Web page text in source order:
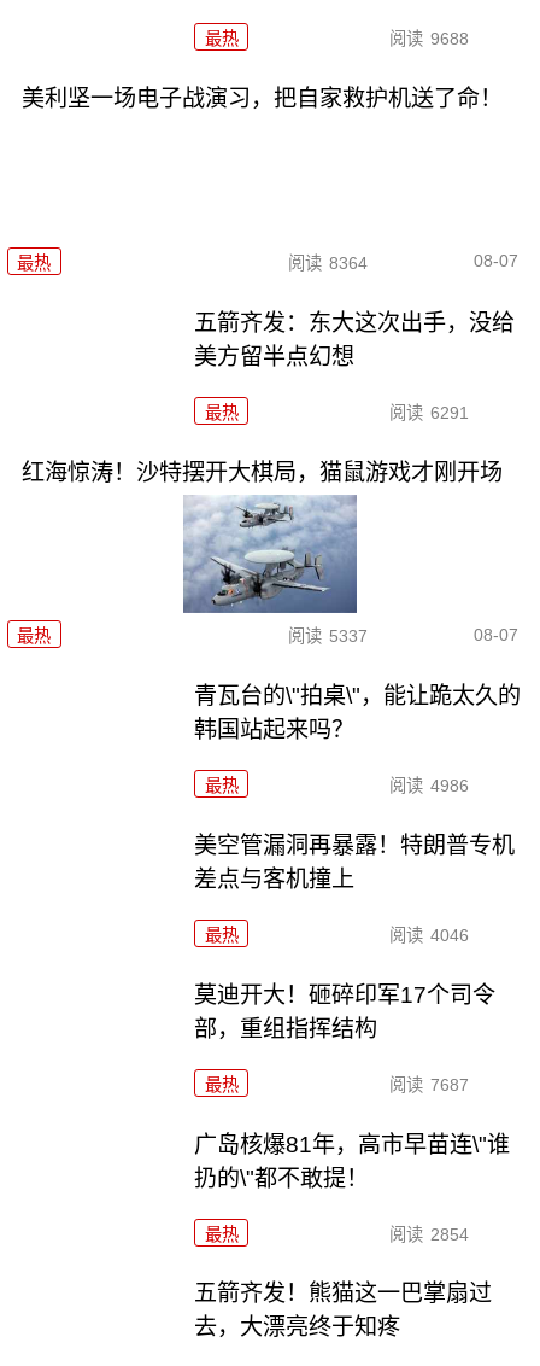
最热 阅读 9688
美利坚一场电子战演习，把自家救护机送了命！
最热 阅读 8364 08-07
五箭齐发：东大这次出手，没给
美方留半点幻想
最热 阅读 6291
红海惊涛！沙特摆开大棋局，猫鼠游戏才刚开场
最热 阅读 5337 08-07
青瓦台的\"拍桌\"，能让跪太久的
韩国站起来吗？
最热 阅读 4986
美空管漏洞再暴露！特朗普专机
差点与客机撞上
最热 阅读 4046
莫迪开大！砸碎印军17个司令
部，重组指挥结构
最热 阅读 7687
广岛核爆81年，高市早苗连\"谁
扔的\"都不敢提！
最热 阅读 2854
五箭齐发！熊猫这一巴掌扇过
去，大漂亮终于知疼